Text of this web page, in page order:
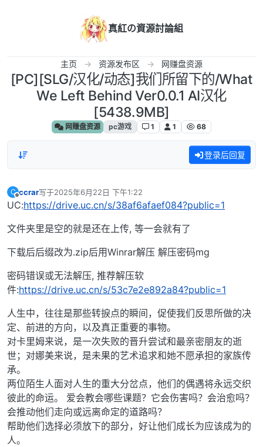
真紅の資源討論組
主页 资源发布区 网赚盘资源
[PC][SLG/汉化/动态]我们所留下的/What
We Left Behind Ver0.0.1 AI汉化
[5438.9MB]
网赚盘资源 pc游戏 1 1 68
登录后回复
C
离线
ccrar写于2025年6月22日 下午1:22
最后由 编辑
UC:https://drive.uc.cn/s/38af6afaef084?public=1
文件夹里是空的就是还在上传, 等一会就有了
下载后后缀改为.zip后用Winrar解压 解压密码mg
密码错误或无法解压, 推荐解压软
件:https://drive.uc.cn/s/53c7e2e892a84?public=1
人生中，往往是那些转捩点的瞬间，促使我们反思所做的决
定、前进的方向，以及真正重要的事物。
对卡里姆来说，是一次失败的晋升尝试和最亲密朋友的逝
世；对娜美来说，是未果的艺术追求和她不愿承担的家族传
承。
两位陌生人面对人生的重大分岔点，他们的偶遇将永远交织
彼此的命运。 爱会教会哪些课题？它会伤害吗？会治愈吗？
会推动他们走向或远离命定的道路吗？
帮助他们选择必须放下的部分，好让他们成长为应该成为的
人。